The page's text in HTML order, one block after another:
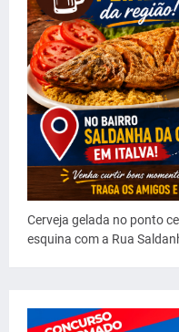
Cerveja gelada no ponto
esquina com a Rua